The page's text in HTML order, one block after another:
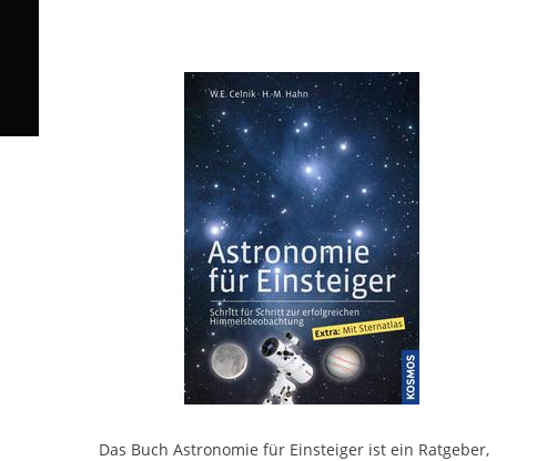
Das Buch Astronomie für Einsteiger ist ein Ratgeber,